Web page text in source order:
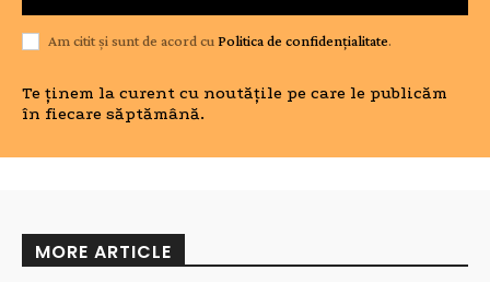
Am citit și sunt de acord cu Politica de confidențialitate.
Te ținem la curent cu noutățile pe care le publicăm
în fiecare săptămână.
MORE ARTICLE